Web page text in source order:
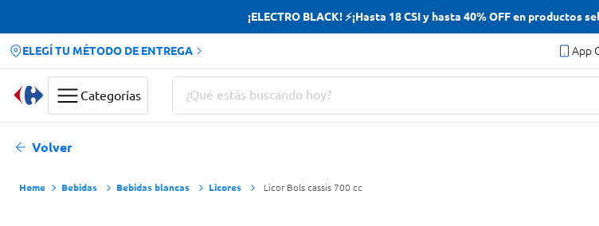
¡ELECTRO BLACK! ⚡¡Hasta 18 CSI y hasta 40% OFF en productos
ELEGÍ TU MÉTODO DE ENTREGA App
Categorías
¿Qué estás buscando hoy?
Volver
Bebidas Bebidas blancas Licores Licor Bols cassis 700 cc
Términos más buscados